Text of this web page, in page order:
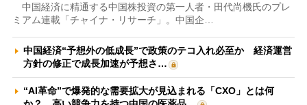
中国経済に精通する中国株投資の第一人者・田代尚機氏のプレ
ミアム連載「チャイナ・リサーチ」。中国企…
中国経済“予想外の低成長”で政策のテコ入れ必至か 経済運営
方針の修正で成長加速が予想さ…
“AI革命”で爆発的な需要拡大が見込まれる「CXO」とは何